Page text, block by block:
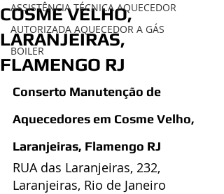
ASSISTÊNCIA TÉCNICA AQUECEDOR
AUTORIZADA AQUECEDOR A GÁS
BOILER
COSME VELHO,
LARANJEIRAS,
FLAMENGO RJ
Conserto Manutenção de
Aquecedores em Cosme Velho,
Laranjeiras, Flamengo RJ
RUA das Laranjeiras, 232,
Laranjeiras, Rio de Janeiro